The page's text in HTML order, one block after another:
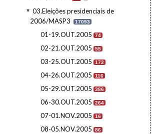
03.Eleições presidenciais de
2006/MASP3
17093
01-19.OUT.2005 74
02-21.OUT.2005 55
03-25.OUT.2005 172
04-26.OUT.2005 116
05-29.OUT.2005 386
06-30.OUT.2005 264
07-01.NOV.2005 16
08-05.NOV.2005 86